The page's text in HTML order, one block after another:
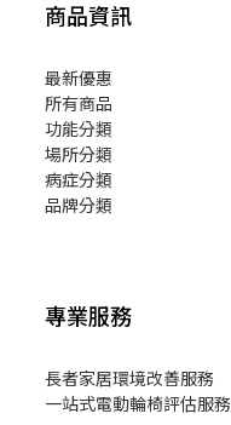
商品資訊
最新優惠
所有商品
功能分類
場所分類
病症分類
品牌分類
專業服務
長者家居環境改善服務
一站式電動輪椅評估服務